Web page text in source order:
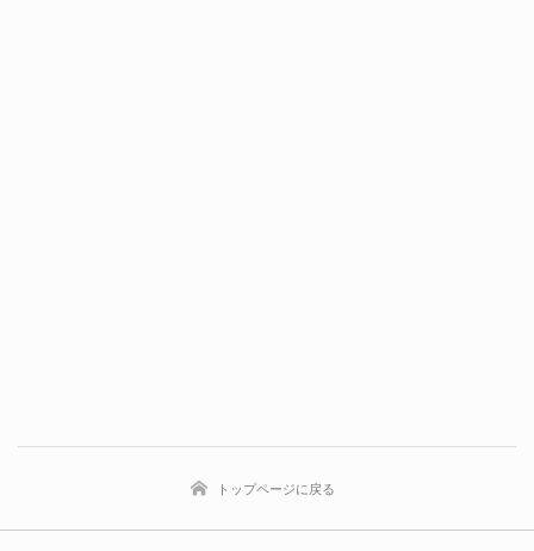
トップページに戻る